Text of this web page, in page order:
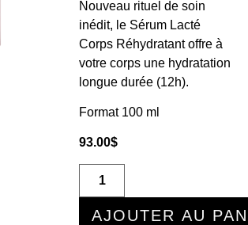
Nouveau rituel de soin
inédit, le Sérum Lacté
Corps Réhydratant offre à
votre corps une hydratation
longue durée (12h).
Format 100 ml
93.00$
AJOUTER AU